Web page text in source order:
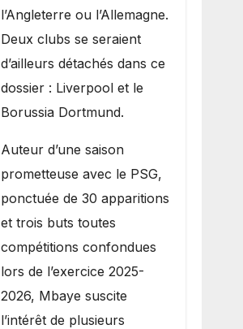
l’Angleterre ou l’Allemagne.
Deux clubs se seraient
d’ailleurs détachés dans ce
dossier : Liverpool et le
Borussia Dortmund.
Auteur d’une saison
prometteuse avec le PSG,
ponctuée de 30 apparitions
et trois buts toutes
compétitions confondues
lors de l’exercice 2025-
2026, Mbaye suscite
l’intérêt de plusieurs